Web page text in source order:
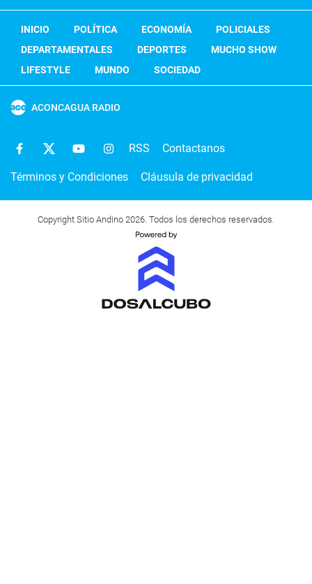
INICIO POLÍTICA ECONOMÍA
POLICIALES
DEPARTAMENTALES
DEPORTES
MUCHO SHOW
LIFESTYLE
MUNDO SOCIEDAD
ACONCAGUA RADIO
RSS Contactanos
Términos y Condiciones Cláusula de privacidad
Copyright Sitio Andino 2026. Todos los derechos reservados.